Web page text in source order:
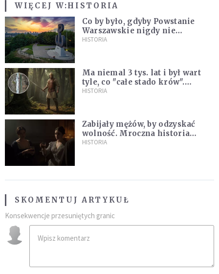
WIĘCEJ W:HISTORIA
Co by było, gdyby Powstanie
Warszawskie nigdy nie
wybuchło? Historia
HISTORIA
Ma niemal 3 tys. lat i był wart
tyle, co "całe stado krów".
Niezwykłe znalezisko na
HISTORIA
Zabijały mężów, by odzyskać
wolność. Mroczna historia
Fanny Lambert z Marsylii
HISTORIA
SKOMENTUJ ARTYKUŁ
Konsekwencje przesuniętych granic